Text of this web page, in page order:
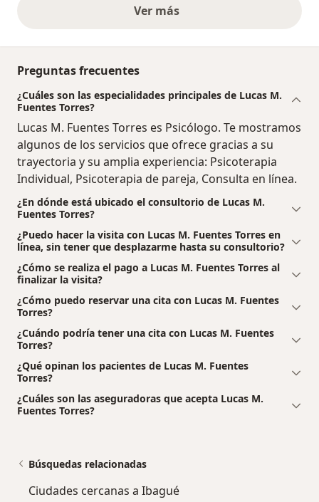
Ver másopiniones anteriores
Preguntas frecuentes
¿Cuáles son las especialidades principales de Lucas M.
Fuentes Torres?
Lucas M. Fuentes Torres es Psicólogo. Te mostramos
algunos de los servicios que ofrece gracias a su
trayectoria y su amplia experiencia: Psicoterapia
Individual, Psicoterapia de pareja, Consulta en línea.
¿En dónde está ubicado el consultorio de Lucas M.
Fuentes Torres?
¿Puedo hacer la visita con Lucas M. Fuentes Torres en
línea, sin tener que desplazarme hasta su consultorio?
¿Cómo se realiza el pago a Lucas M. Fuentes Torres al
finalizar la visita?
¿Cómo puedo reservar una cita con Lucas M. Fuentes
Torres?
¿Cuándo podría tener una cita con Lucas M. Fuentes
Torres?
¿Qué opinan los pacientes de Lucas M. Fuentes
Torres?
¿Cuáles son las aseguradoras que acepta Lucas M.
Fuentes Torres?
Búsquedas relacionadas
Ciudades cercanas a Ibagué